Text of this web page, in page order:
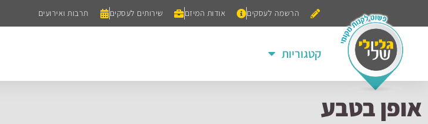
הרשמה לעסקים אודות המיזם שירותים לעסקים תרבות ואירועים
קטגוריות
אופן בטבע